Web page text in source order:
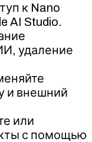
к Nano
AI Studio.
удаление
и внешний
или
с помощью